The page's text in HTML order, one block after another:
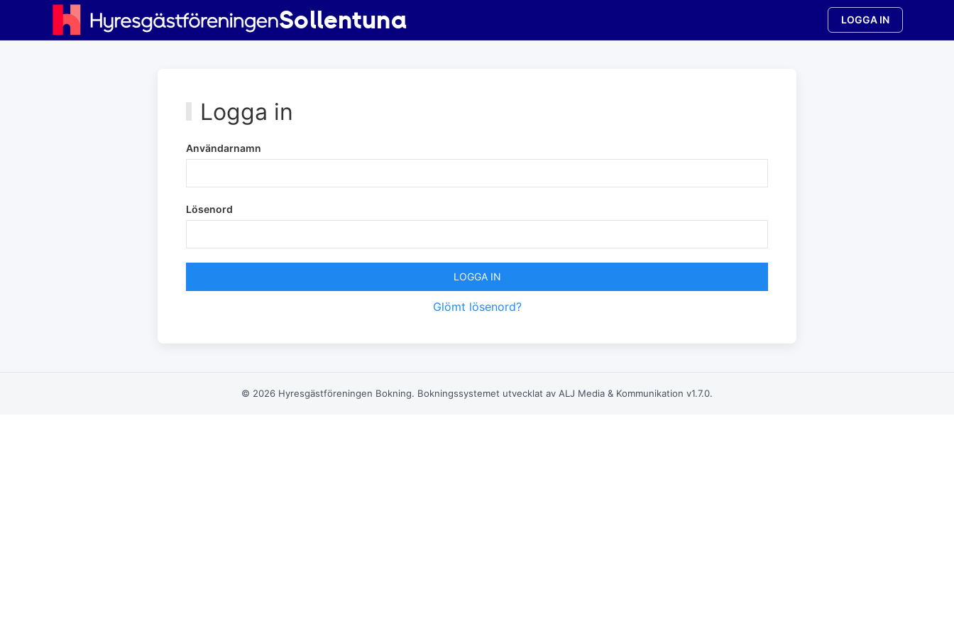
Sollentuna LOGGA IN
Logga in
Användarnamn
Lösenord
LOGGA IN
Glömt lösenord?
© 2026 Hyresgästföreningen Bokning. Bokningssystemet utvecklat av ALJ Media & Kommunikation v1.7.0.